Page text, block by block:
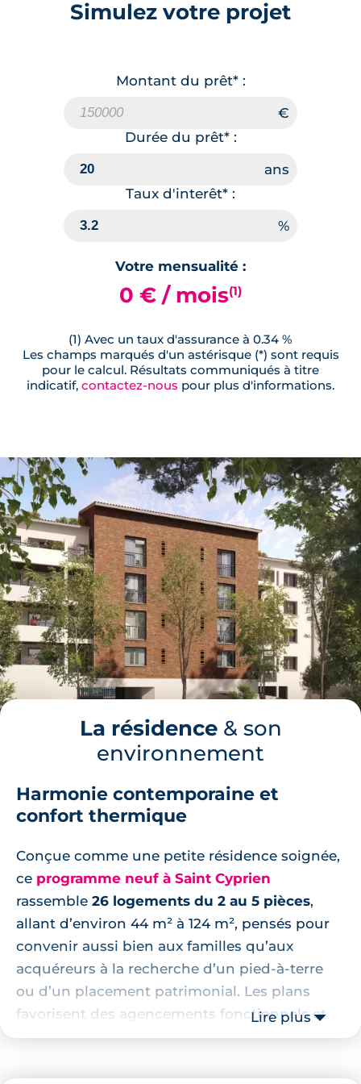
Simulez votre projet
Montant du prêt* :
Durée du prêt* :
Taux d'interêt* :
Votre mensualité :
0 € / mois(1)
(1) Avec un taux d'assurance à 0.34 %
Les champs marqués d'un astérisque (*) sont requis
pour le calcul. Résultats communiqués à titre
indicatif, contactez-nous pour plus d'informations.
La résidence& son
environnement
Harmonie contemporaine et
confort thermique
Conçue comme une petite résidence soignée,
ce programme neuf à Saint Cyprien
rassemble 26 logements du 2 au 5 pièces,
allant d’environ 44 m² à 124 m², pensés pour
convenir aussi bien aux familles qu’aux
acquéreurs à la recherche d’un pied‑à‑terre
ou d’un placement patrimonial. Les plans
favorisent des agencements fonctionnels et
des pièces de vie baignées de lumière grâce à
Lire plus